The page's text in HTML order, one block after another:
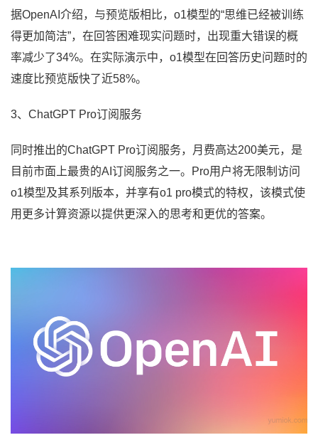
据OpenAI介绍，与预览版相比，o1模型的“思维已经被训练
得更加简洁”，在回答困难现实问题时，出现重大错误的概
率减少了34%。在实际演示中，o1模型在回答历史问题时的
速度比预览版快了近58%。
3、ChatGPT Pro订阅服务
同时推出的ChatGPT Pro订阅服务，月费高达200美元，是
目前市面上最贵的AI订阅服务之一。Pro用户将无限制访问
o1模型及其系列版本，并享有o1 pro模式的特权，该模式使
用更多计算资源以提供更深入的思考和更优的答案。